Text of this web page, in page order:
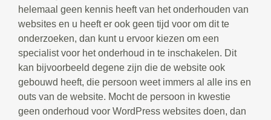
helemaal geen kennis heeft van het onderhouden van
websites en u heeft er ook geen tijd voor om dit te
onderzoeken, dan kunt u ervoor kiezen om een
specialist voor het onderhoud in te inschakelen. Dit
kan bijvoorbeeld degene zijn die de website ook
gebouwd heeft, die persoon weet immers al alle ins en
outs van de website. Mocht de persoon in kwestie
geen onderhoud voor WordPress websites doen, dan